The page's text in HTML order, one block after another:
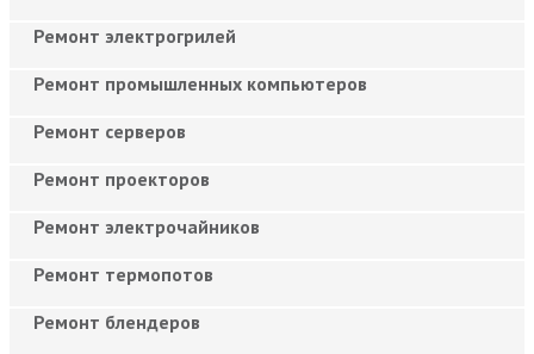
Ремонт электрогрилей
Ремонт промышленных компьютеров
Ремонт серверов
Ремонт проекторов
Ремонт электрочайников
Ремонт термопотов
Ремонт блендеров